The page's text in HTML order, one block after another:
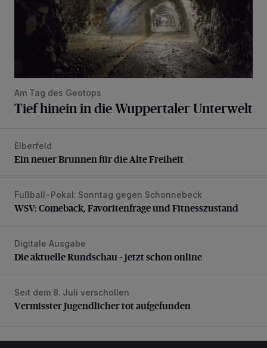
Am Tag des Geotops
Tief hinein in die Wuppertaler Unterwelt
Ein neuer Brunnen für die Alte Freiheit
Elberfeld
Ein neuer Brunnen für die Alte Freiheit
WSV: Comeback, Favoritenfrage und Fitnesszustand
Fußball-Pokal: Sonntag gegen Schonnebeck
WSV: Comeback, Favoritenfrage und Fitnesszustand
Die aktuelle Rundschau – jetzt schon online
Digitale Ausgabe
Die aktuelle Rundschau – jetzt schon online
Vermisster Jugendlicher tot aufgefunden
Seit dem 8. Juli verschollen
Vermisster Jugendlicher tot aufgefunden